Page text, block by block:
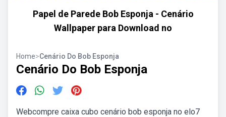
Papel de Parede Bob Esponja - Cenário
Wallpaper para Download no
Home>Cenário Do Bob Esponja
Cenário Do Bob Esponja
Webcompre caixa cubo cenário bob esponja no elo7